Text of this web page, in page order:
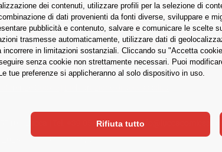
dei contenuti, utilizzare profili per la selezione di
di dati provenienti da fonti diverse, sviluppare e
pubblicità e contenuto, salvare e comunicare le scelte
trasmesse automaticamente, utilizzare dati di
in limitazioni sostanziali. Cliccando su "Accetta
senza cookie non strettamente necessari. Puoi
tue preferenze si applicheranno al solo dispositivo in uso.
Rifiuta tutto
LuccaCG Assistant
Lucca | Tel. +39 0583 401 711 |
2026. Tutti i diritti riservati